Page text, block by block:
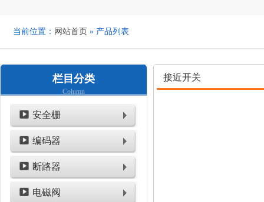
当前位置： 网站首页 » 产品列表
栏目分类
Column
安全栅
编码器
断路器
电磁阀
接近开关